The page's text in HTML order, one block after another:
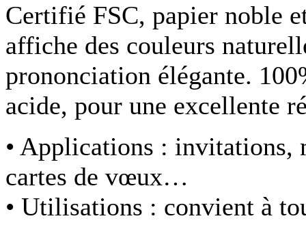
Certifié FSC, papier noble
affiche des couleurs
prononciation élégante.
acide, pour une excellente
• Applications : invitations,
cartes de vœux…
• Utilisations : convient à